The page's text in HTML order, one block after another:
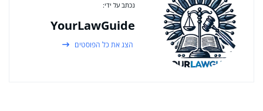
נכתב על ידי:
YourLawGuide
הצג את כל הפוסטים